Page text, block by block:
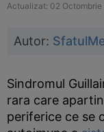
Actualizat: 02 Octombrie
Autor:
Sindromul
rara care
periferice ce se